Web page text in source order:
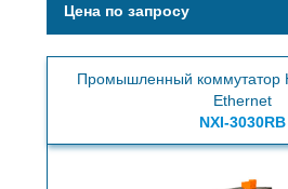
Цена по запросу
Промышленный коммутатор
Ethernet
NXI-3030RB